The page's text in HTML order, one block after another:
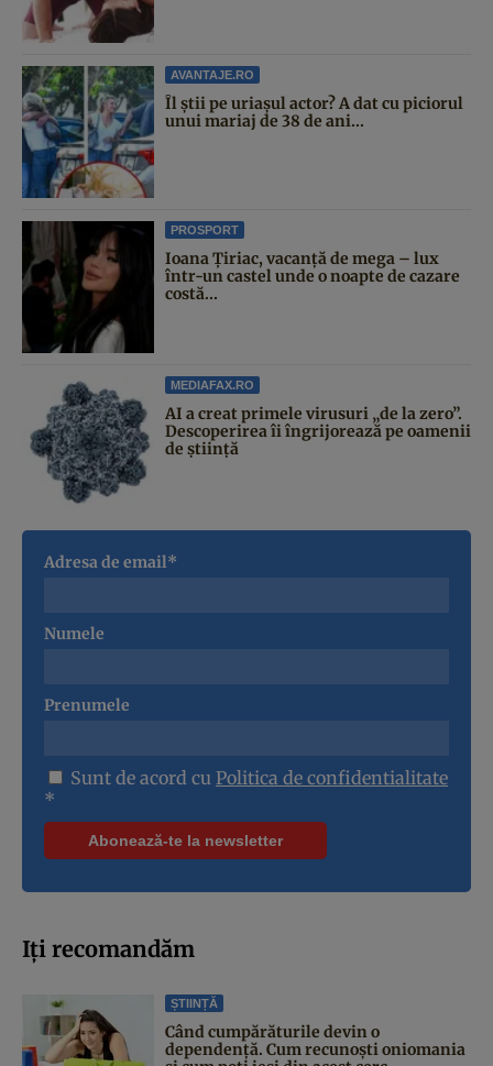
AVANTAJE.RO
Îl știi pe uriașul actor? A dat cu piciorul
unui mariaj de 38 de ani...
PROSPORT
Ioana Țiriac, vacanță de mega – lux
într-un castel unde o noapte de cazare
costă...
MEDIAFAX.RO
AI a creat primele virusuri „de la zero”.
Descoperirea îi îngrijorează pe oamenii
de știință
Adresa de email*
Numele
Prenumele
Sunt de acord cu Politica de confidentialitate
*
Iți recomandăm
ȘTIINȚĂ
Când cumpărăturile devin o
dependență. Cum recunoști oniomania